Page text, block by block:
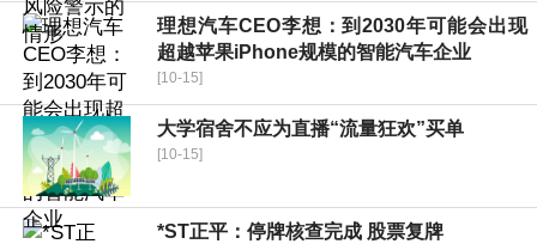
理想汽车CEO李想：到2030年可能会出现
超越苹果iPhone规模的智能汽车企业
[10-15]
大学宿舍不应为直播“流量狂欢”买单
[10-15]
*ST正平：停牌核查完成 股票复牌